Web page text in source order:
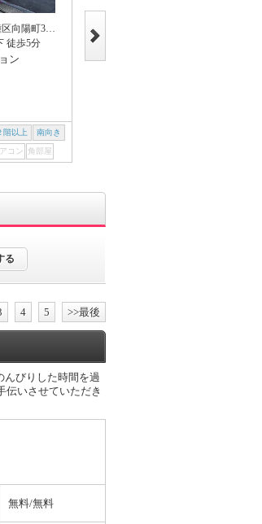
愛知県名古屋市千種区向陽町3丁目
徒歩5分
ン
階以上 南向き
コン 角部屋
名古屋市東山線/東山公園 徒歩2分
4 5 >>最後
んびりした時間を過
伝いさせていただき
無料/無料